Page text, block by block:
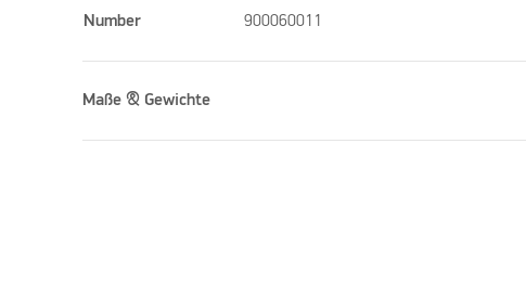
Number 900060011
Maße & Gewichte